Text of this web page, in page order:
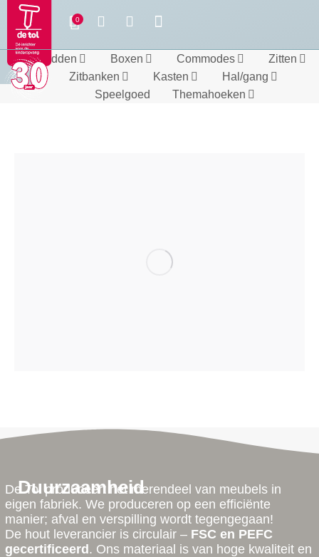
Bedden Boxen Commodes
Zitten
Zitbanken
Kasten
Hal/gang
Speelgoed
Themahoeken
Duurzaamheid
De Tol produceert het merendeel van meubels in
eigen fabriek. We produceren op een efficiënte
manier; afval en verspilling wordt tegengegaan!
De hout leverancier is circulair – FSC en PEFC
gecertificeerd . Ons materiaal is van hoge kwaliteit en